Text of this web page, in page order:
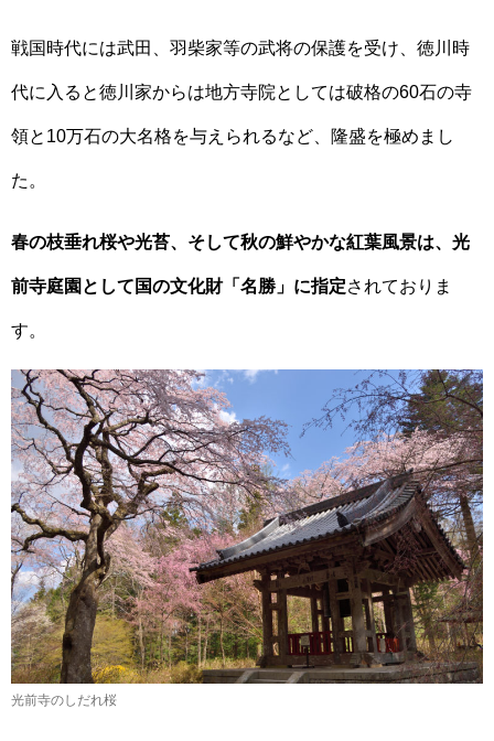
戦国時代には武田、羽柴家等の武将の保護を受け、徳川時
代に入ると徳川家からは地方寺院としては破格の60石の寺
領と10万石の大名格を与えられるなど、隆盛を極めまし
た。
春の枝垂れ桜や光苔、そして秋の鮮やかな紅葉風景は、光
前寺庭園として国の文化財「名勝」に指定されておりま
す。
光前寺のしだれ桜